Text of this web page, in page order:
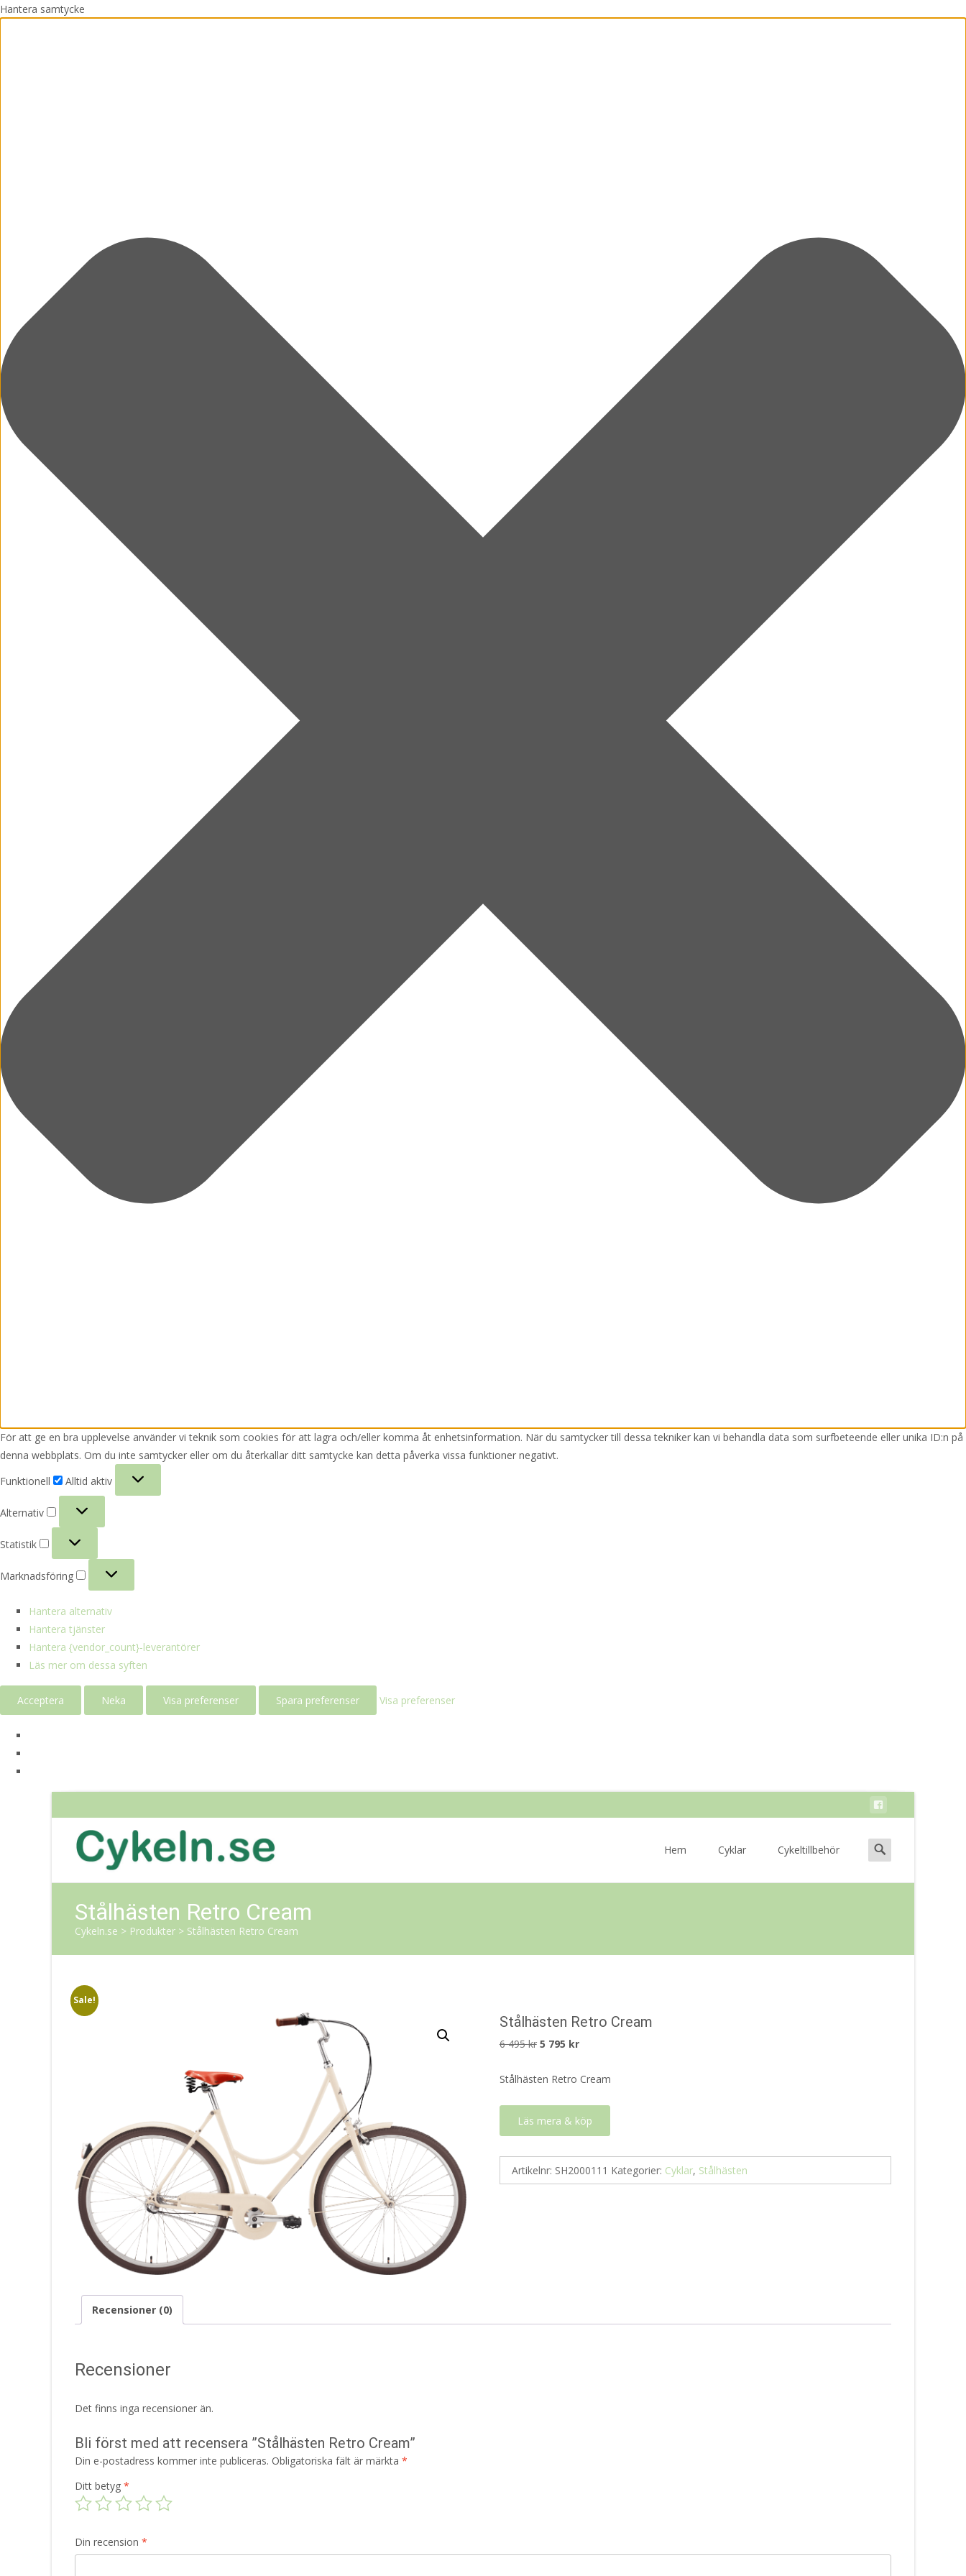
Hantera samtycke
För att ge en bra upplevelse använder vi teknik som cookies för att lagra och/eller komma åt enhetsinformation. När du samtycker till dessa tekniker kan vi behandla data som surfbeteende eller unika ID:n på
denna webbplats. Om du inte samtycker eller om du återkallar ditt samtycke kan detta påverka vissa funktioner negativt.
Funktionell
Alltid aktiv
Alternativ
Alternativ
Statistik
Statistik
Marknadsföring
Marknadsföring
Hantera alternativ
Hantera tjänster
Hantera {vendor_count}-leverantörer
Läs mer om dessa syften
Acceptera Neka Visa preferenser Spara preferenser Visa preferenser
Hem Cyklar Cykeltillbehör
Search
for:
Stålhästen Retro Cream
Cykeln.se > Produkter > Stålhästen Retro Cream
Sale!
Stålhästen Retro Cream
6 495kr Det
priset
495 kr.
5 795 krDet
priset
5
795 kr.
Stålhästen Retro Cream
Läs mera & köp
Artikelnr: SH2000111 Kategorier: Cyklar, Stålhästen
Recensioner (0)
Recensioner
Det finns inga recensioner än.
Bli först med att recensera ”Stålhästen Retro Cream”
Din e-postadress kommer inte publiceras. Obligatoriska fält är märkta *
Ditt betyg *
Din recension *